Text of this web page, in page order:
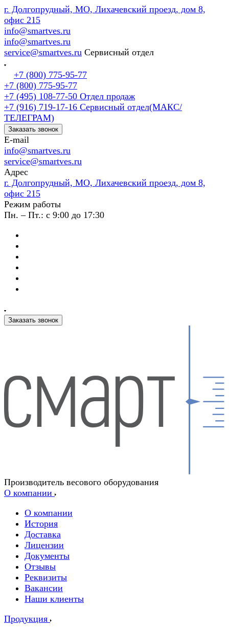
г. Долгопрудный, МО, Лихачевский проезд, дом 8,
офис 215
info@smartves.ru
info@smartves.ru
service@smartves.ru Сервисный отдел
+7 (800) 775-95-77
+7 (800) 775-95-77
+7 (495) 108-77-50 Отдел продаж
+7 (916) 719-17-16 Сервисный отдел(МАКС/
ТЕЛЕГРАМ)
Заказать звонок
E-mail
info@smartves.ru
service@smartves.ru
Адрес
г. Долгопрудный, МО, Лихачевский проезд, дом 8,
офис 215
Режим работы
Пн. – Пт.: с 9:00 до 17:30
Заказать звонок
Производитель весового оборудования
О компании
О компании
История
Доставка
Лицензии
Документы
Отзывы
Реквизиты
Вакансии
Наши клиенты
Продукция